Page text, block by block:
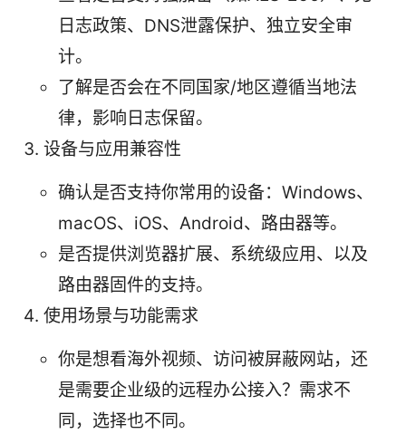
日志政策、DNS泄露保护、独立安全审
计。
了解是否会在不同国家/地区遵循当地法
律，影响日志保留。
设备与应用兼容性
确认是否支持你常用的设备：Windows、
macOS、iOS、Android、路由器等。
是否提供浏览器扩展、系统级应用、以及
路由器固件的支持。
使用场景与功能需求
你是想看海外视频、访问被屏蔽网站，还
是需要企业级的远程办公接入？需求不
同，选择也不同。